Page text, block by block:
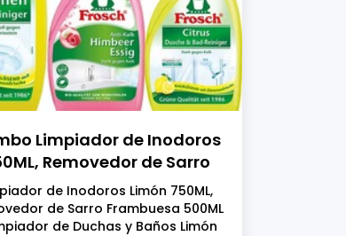
Limpiador de Inodoros
Removedor de Sarro
y Limpiador de Duchas
500ML
de Inodoros Limón 750ML,
de Sarro Frambuesa 500ML
de Duchas y Baños Limón